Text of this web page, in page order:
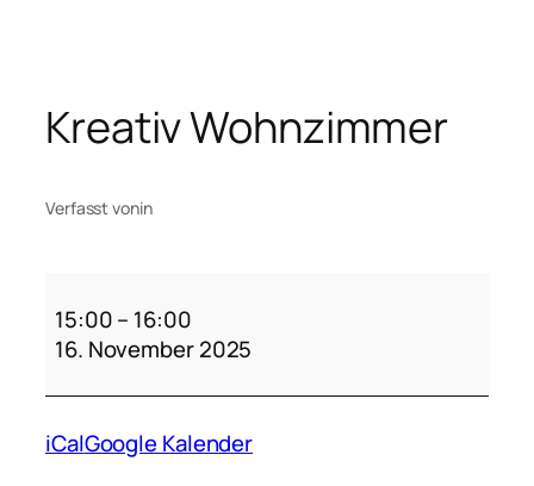
springen
Kreativ Wohnzimmer
Verfasst vonin
Wohnzimmer
15:00– 16:00
16. November 2025
iCalGoogle Kalender